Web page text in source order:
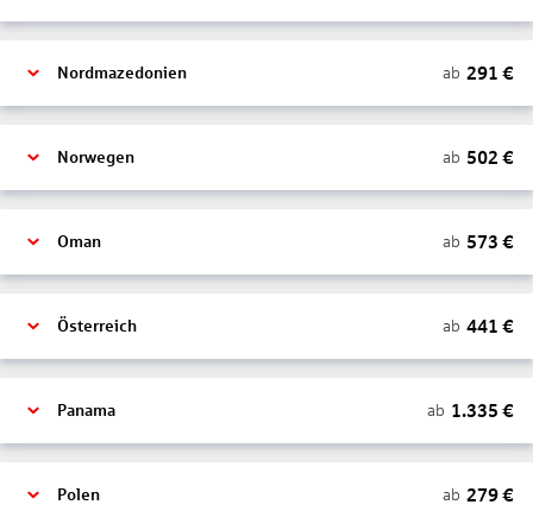
Nordmazedonien ab 291 €
Norwegen ab 502 €
Oman ab 573 €
Österreich ab 441 €
Panama ab 1.335 €
Polen ab 279€